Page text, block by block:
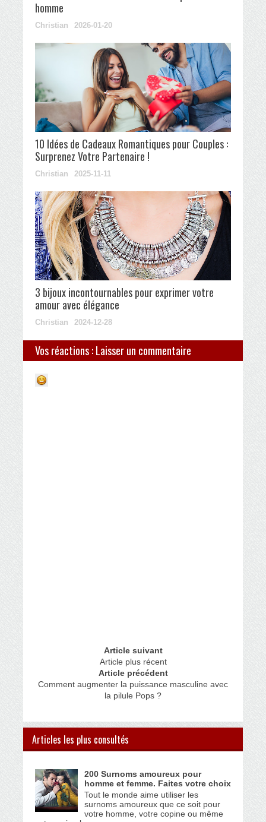
homme
Christian 2026-01-20
10 Idées de Cadeaux Romantiques pour Couples :
Surprenez Votre Partenaire !
Christian 2025-11-11
3 bijoux incontournables pour exprimer votre
amour avec élégance
Christian 2024-12-28
Vos réactions : Laisser un commentaire
Article suivant
Article plus récent
Article précédent
Comment augmenter la puissance masculine avec
la pilule Pops ?
Articles les plus consultés
200 Surnoms amoureux pour
homme et femme. Faites votre choix
Tout le monde aime utiliser les
surnoms amoureux que ce soit pour
votre homme, votre copine ou même